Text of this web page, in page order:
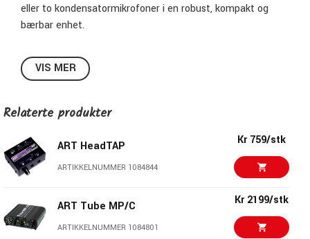
eller to kondensatormikrofoner i en robust, kompakt og
bærbar enhet.
Nøkkelfunksjoner
XLR-kontakter for balanserte innganger og utganger
lang batterilevetid med standard 9 Volt-batteri (alkaline
Kan drives med ekstern strømkilde for drift fra AC-
strøm
Robust ekstrudert aluminiumsfall med tilgjengelig
batterikompartement
LED-opplyst På/Av-bryter
Lav støy, lav forvrengning kretsløp
VIS MER
Relaterte produkter
ART HeadTAP
ARTIKKELNUMMER 1084844
Kr 759/stk
ART Tube MP/C
ARTIKKELNUMMER 1084801
Kr 2199/stk